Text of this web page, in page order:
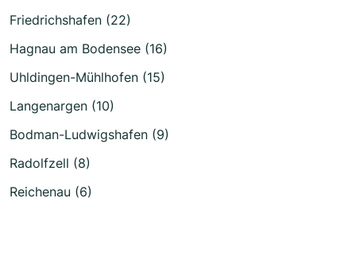
Friedrichshafen (22)
Hagnau am Bodensee (16)
Uhldingen-Mühlhofen (15)
Langenargen (10)
Bodman-Ludwigshafen (9)
Radolfzell (8)
Reichenau (6)